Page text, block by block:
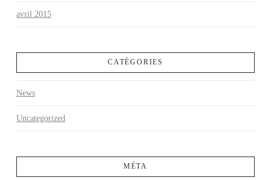
avril 2015
CATÉGORIES
News
Uncategorized
MÉTA